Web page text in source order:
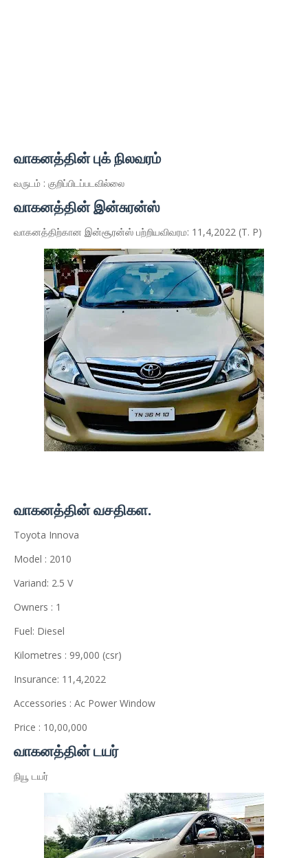
வாகனத்தின் புக் நிலவரம்
வருடம் : குறிப்பிடப்படவில்லை
வாகனத்தின் இன்சுரன்ஸ்
வாகனத்திற்கான இன்சூரன்ஸ் பற்றியவிவரம: 11,4,2022 (T. P)
வாகனத்தின் வசதிகள.
Toyota Innova
Model : 2010
Variand: 2.5 V
Owners : 1
Fuel: Diesel
Kilometres : 99,000 (csr)
Insurance: 11,4,2022
Accessories : Ac Power Window
Price : 10,00,000
வாகனத்தின் டயர்
நியூ டயர்